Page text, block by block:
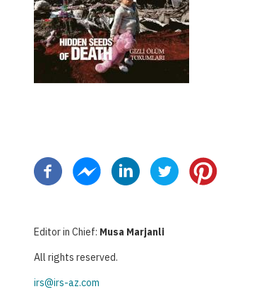
Editor in Chief: Musa Marjanli
All rights reserved.
irs@irs-az.com